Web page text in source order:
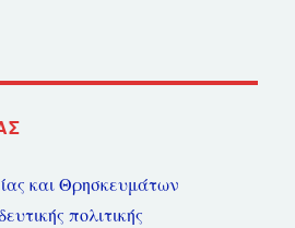
και Θρησκευμάτων
πολιτικής